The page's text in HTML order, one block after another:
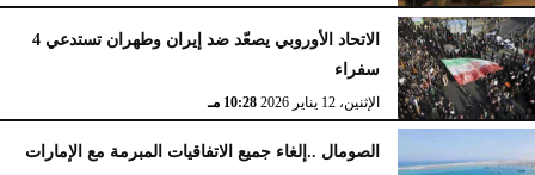
الاتحاد الأوروبي يصعّد ضد إيران وطهران تستدعي 4
سفراء
الإثنين، 12 يناير 2026 10:28 مـ
الصومال ..إلغاء جميع الاتفاقيات المبرمة مع الإمارات